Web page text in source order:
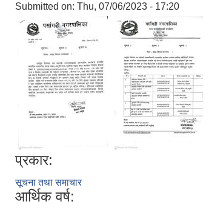
Submitted on: Thu, 07/06/2023 - 17:20
प्रकार:
सूचना तथा समाचार
आर्थिक वर्ष: